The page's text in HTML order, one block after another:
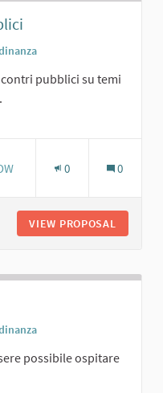
pubblici su temi
0 0
VIEW PROPOSAL
possibile ospitare